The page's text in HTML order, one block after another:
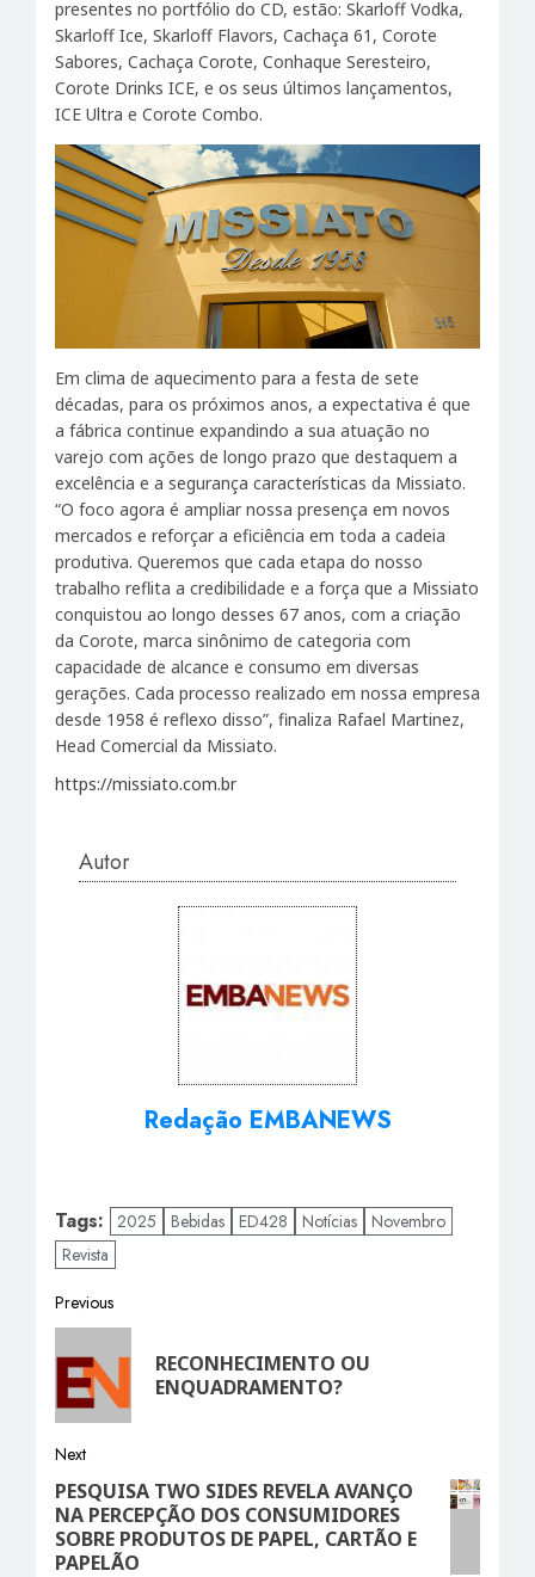
presentes no portfólio do CD, estão: Skarloff Vodka,
Skarloff Ice, Skarloff Flavors, Cachaça 61, Corote
Sabores, Cachaça Corote, Conhaque Seresteiro,
Corote Drinks ICE, e os seus últimos lançamentos,
ICE Ultra e Corote Combo.
Em clima de aquecimento para a festa de sete
décadas, para os próximos anos, a expectativa é que
a fábrica continue expandindo a sua atuação no
varejo com ações de longo prazo que destaquem a
excelência e a segurança características da Missiato.
“O foco agora é ampliar nossa presença em novos
mercados e reforçar a eficiência em toda a cadeia
produtiva. Queremos que cada etapa do nosso
trabalho reflita a credibilidade e a força que a Missiato
conquistou ao longo desses 67 anos, com a criação
da Corote, marca sinônimo de categoria com
capacidade de alcance e consumo em diversas
gerações. Cada processo realizado em nossa empresa
desde 1958 é reflexo disso”, finaliza Rafael Martinez,
Head Comercial da Missiato.
https://missiato.com.br
Autor
Redação EMBANEWS
Tags: 2025 Bebidas ED428 Notícias Novembro
Revista
Post
navigation
Previous
post:
RECONHECIMENTO OU
ENQUADRAMENTO?
Next
Next
post:
PESQUISA TWO SIDES REVELA AVANÇO
NA PERCEPÇÃO DOS CONSUMIDORES
SOBRE PRODUTOS DE PAPEL, CARTÃO E
PAPELÃO